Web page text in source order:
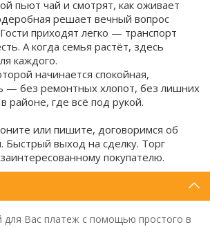
пьют чай и смотрят, как оживает
решает вечный вопрос
приходят легко — транспорт
А когда семья растёт, здесь
каждого.
начинается спокойная,
— без ремонтных хлопот, без лишних
районе, где всё под рукой.
или пишите, договоримся об
Быстрый выход на сделку. Торг
покупателю.
для Вас платеж с помощью простого в